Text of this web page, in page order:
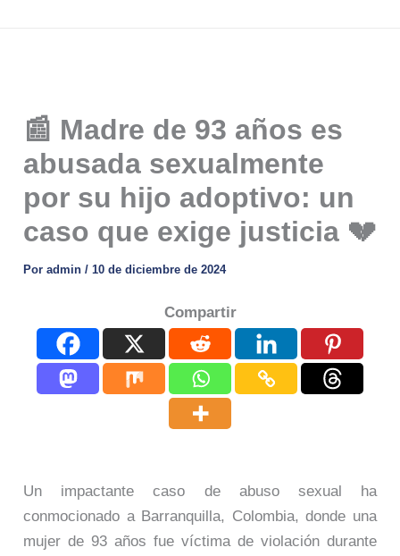
📰 Madre de 93 años es
abusada sexualmente
por su hijo adoptivo: un
caso que exige justicia 💔
Poradmin/ 10 de diciembre de 2024
Compartir
Un impactante caso de abuso sexual ha
conmocionado a Barranquilla, Colombia, donde una
mujer de 93 años fue víctima de violación durante